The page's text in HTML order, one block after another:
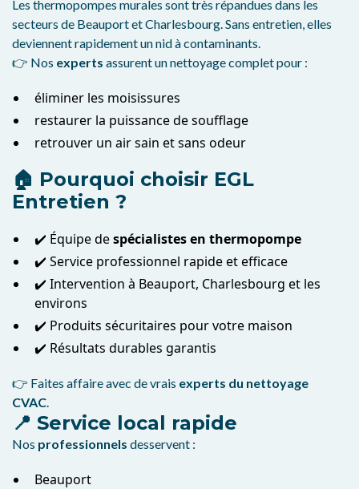
Les thermopompes murales sont très répandues dans les
secteurs de Beauport et Charlesbourg. Sans entretien, elles
deviennent rapidement un nid à contaminants.
👉 Nos experts assurent un nettoyage complet pour :
éliminer les moisissures
restaurer la puissance de soufflage
retrouver un air sain et sans odeur
🏠 Pourquoi choisir EGL
Entretien ?
✔️ Équipe despécialistes en thermopompe
✔️ Service professionnel rapide et efficace
✔️ Intervention à Beauport, Charlesbourg et les
environs
✔️ Produits sécuritaires pour votre maison
✔️ Résultats durables garantis
👉 Faites affaire avec de vrais experts du nettoyage
CVAC.
📍 Service local rapide
Nos professionnels desservent :
Beauport